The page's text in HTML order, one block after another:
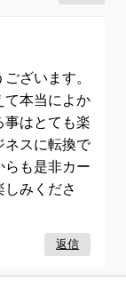
ざいます。
て本当によか
事はとても楽
ネスに転換で
らも是非カー
みくださ
返信